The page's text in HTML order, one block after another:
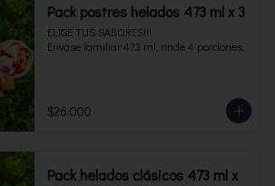
Pack postres helados 473 ml x 3
ELIGE TUS SABORES!!!
Envase familiar 473 ml, rinde 4 porciones.
$26.000
Pack helados clásicos 473 ml x